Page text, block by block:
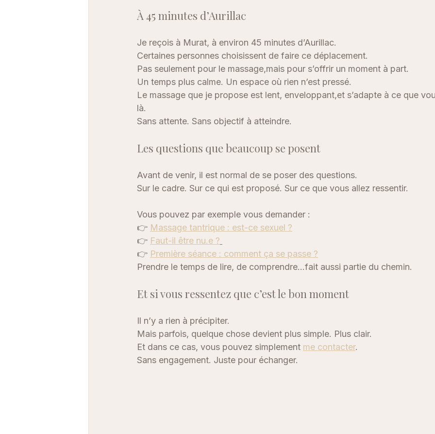
À 45 minutes d’Aurillac
Je reçois à Murat, à environ 45 minutes d’Aurillac.
Certaines personnes choisissent de faire ce déplacement.
Pas seulement pour le massage,mais pour s’offrir un moment à part.
Un temps plus calme. Un espace où rien n’est pressé.
Le massage que je propose est lent, enveloppant,et s’adapte à ce que
là.
Sans attente. Sans objectif à atteindre.
Les questions que beaucoup se posent
Avant de venir, il est normal de se poser des questions.
Sur le cadre. Sur ce qui est proposé. Sur ce que vous allez ressentir.
Vous pouvez par exemple vous demander :
👉 Massage tantrique : est-ce sexuel ?
👉 Faut-il être nu.e ?
👉 Première séance : comment ça se passe ?
Prendre le temps de lire, de comprendre…fait aussi partie du chemin.
Et si vous ressentez que c’est le bon moment
Il n’y a rien à précipiter.
Mais parfois, quelque chose devient plus simple. Plus clair.
Et dans ce cas, vous pouvez simplement me contacter.
Sans engagement. Juste pour échanger.